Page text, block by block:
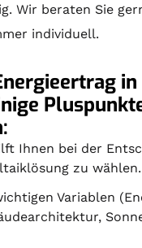
Wir beraten Sie
individuell.
in
Ihnen bei der
zu wählen.
Variablen